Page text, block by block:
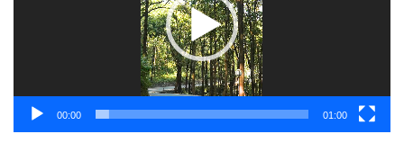
00:00 01:00